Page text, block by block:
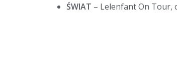
ŚWIAT – Lelenfant On Tour,